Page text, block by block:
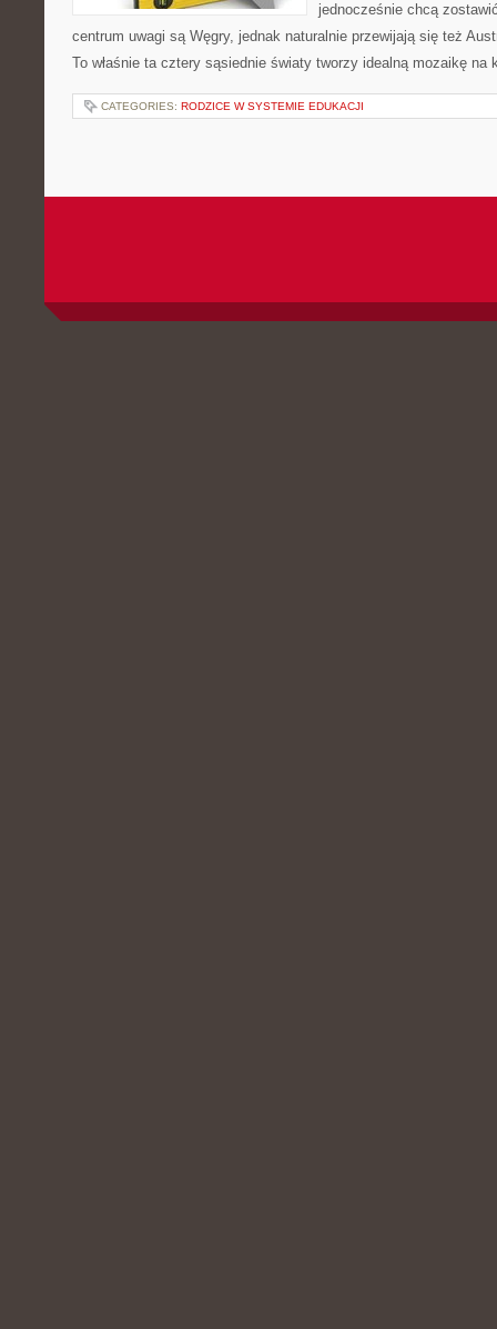
jednocześnie chcą
centrum uwagi są Węgry, jednak naturalnie przewijają się też
To właśnie ta cztery sąsiednie światy tworzy idealną mozaikę
CATEGORIES: RODZICE W SYSTEMIE EDUKACJI